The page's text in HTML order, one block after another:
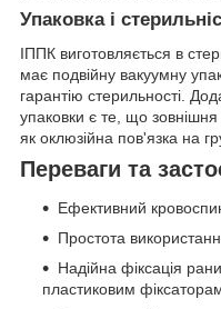
Упаковка і
ІППК виготовляється в
має подвійну вакуумну
гарантію стерильності.
упаковки є те, що
як оклюзійна пов'язка на
Переваги та
Ефективний
Простота
Надійна фіксація
пластиковим